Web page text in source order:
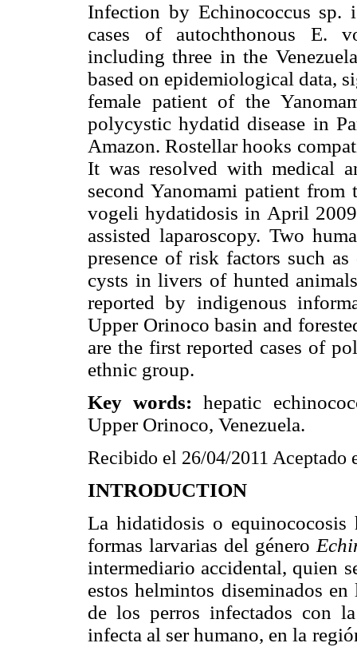
Infection by Echinococcus sp.
cases of autochthonous E.
including three in the
based on epidemiological data,
female patient of the
polycystic hydatid disease in
Amazon. Rostellar hooks
It was resolved with medical
second Yanomami patient
vogeli hydatidosis in April
assisted laparoscopy. Two
presence of risk factors such
cysts in livers of hunted
reported by indigenous
Upper Orinoco basin and
are the first reported cases of
ethnic group.
Key words:hepatic
Upper Orinoco, Venezuela.
Recibido el 26/04/2011 Aceptado
INTRODUCTION
La hidatidosis o equinococosis
formas larvarias del género
intermediario accidental, quien
estos helmintos diseminados
de los perros infectados con
infecta al ser humano, en la